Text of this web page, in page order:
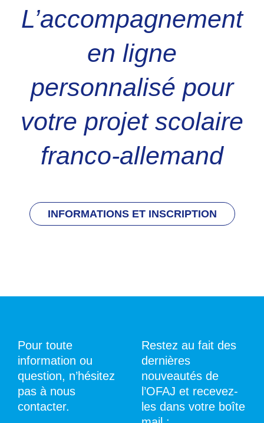
L’accompagnement
en ligne
personnalisé pour
votre projet scolaire
franco-allemand
INFORMATIONS ET INSCRIPTION
Pour toute
information ou
question, n’hésitez
pas à nous
contacter.
Restez au fait des
dernières
nouveautés de
l’OFAJ et recevez-
les dans votre boîte